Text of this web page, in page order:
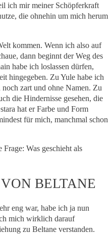
ich mir meiner Schöpferkraft
die ohnehin um mich herum
kommen. Wenn ich also auf
dann beginnt der Weg des
habe ich loslassen dürfen,
hingegeben. Zu Yule habe ich
zart und ohne Namen. Zu
die Hindernisse gesehen, die
hat er Farbe und Form
für mich, manchmal schon
Was geschieht als
BELTANE
eng war, habe ich ja nun
mich wirklich darauf
zu Beltane verstanden.